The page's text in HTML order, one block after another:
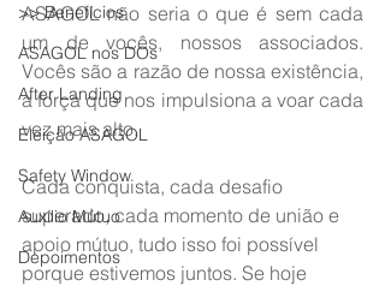
>> Benefícios
ASAGOL nos DOs
After Landing
Eleição ASAGOL
Safety Window
Auxílio Mútuo
Depoimentos
ASAGOL não seria o que é sem cada
um de vocês, nossos associados.
Vocês são a razão de nossa existência,
a força que nos impulsiona a voar cada
vez mais alto.
Cada conquista, cada desafio
superado, cada momento de união e
apoio mútuo, tudo isso foi possível
porque estivemos juntos. Se hoje